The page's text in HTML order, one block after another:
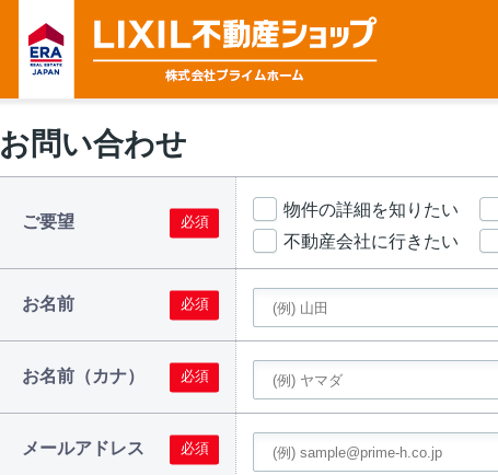
お問い合わせ
ご要望
物件の詳細を知りたい
不動産会社に行きたい
お名前
お名前（カナ）
メールアドレス